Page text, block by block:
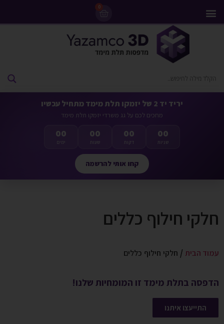
0
יריד יד 2 של יזמקו תלת מימד מתחיל עכשיו
מחכים לכם על גג משרדי יזמקו תלת מימד
00
ימים
00
שעות
00
דקות
00
שניות
קחו אותי להרשמה
חלקי חילוף כללים
עמוד הבית / חלקי חילוף כללים
הדפסה בתלת מימד זו המומחיות שלנו!
התייעצו איתנו